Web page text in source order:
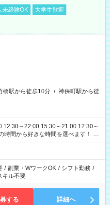
未経験OK
大学生歓迎
橋駅から徒歩10分 / 神保町駅から徒
12:30～22:00 15:30～21:00 12:30～
あります
/ 副業・WワークOK / シフト勤務 /
キル不要
する 詳細へ